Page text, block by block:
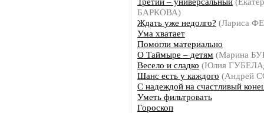
БАРКОВА)
Ждать уже недолго? (Лариса
Ума хватает
Помогли материально
О Таймыре – детям (Марина
Весело и сладко (Юлия
Шанс есть у каждого (Андрей
С надеждой на счастливый
Уметь фильтровать
Гороскоп